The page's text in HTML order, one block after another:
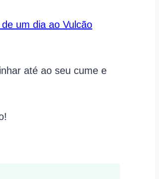
um dia ao Vulcão
até ao seu cume e